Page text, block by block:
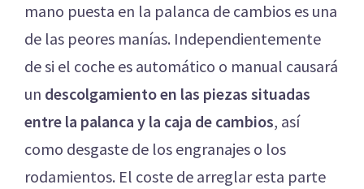
mano puesta en la palanca de cambios es una
de las peores manías. Independientemente
de si el coche es automático o manual causará
un descolgamiento en las piezas situadas
entre la palanca y la caja de cambios, así
como desgaste de los engranajes o los
rodamientos. El coste de arreglar esta parte